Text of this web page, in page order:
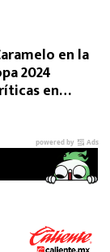
en la
2024
en